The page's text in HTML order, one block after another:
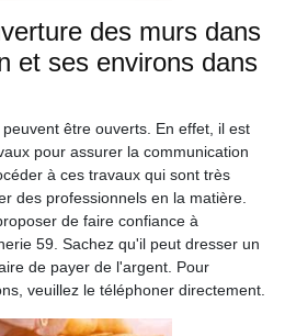
des murs dans
et ses environs dans
être ouverts. En effet, il est
pour assurer la communication
à ces travaux qui sont très
des professionnels en la matière.
de faire confiance à
59. Sachez qu'il peut dresser un
de payer de l'argent. Pour
veuillez le téléphoner directement.